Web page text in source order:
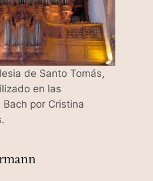
de Santo Tomás,
en las
por Cristina